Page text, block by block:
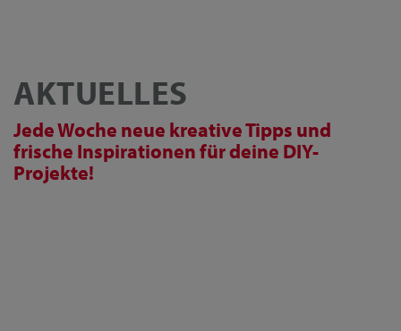
AKTUELLES
Jede Woche neue kreative Tipps und
frische Inspirationen für deine DIY-
Projekte!